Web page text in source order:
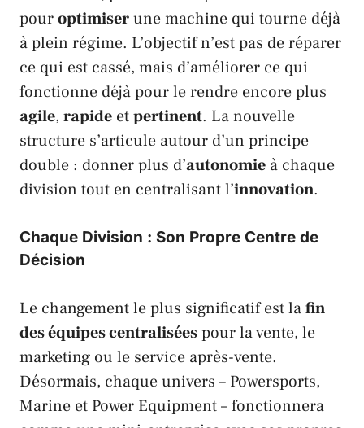
pouroptimiserune machine qui tourne déjà
à plein régime. L’objectif n’est pas de réparer
ce qui est cassé, mais d’améliorer ce qui
fonctionne déjà pour le rendre encore plus
agile, rapide etpertinent. La nouvelle
structure s’articule autour d’un principe
double : donner plus d’autonomie à chaque
division tout en centralisant l’innovation.
Chaque Division : Son Propre Centre de
Décision
Le changement le plus significatif est lafin
des équipes centraliséespour la vente, le
marketing ou le service après-vente.
Désormais, chaque univers – Powersports,
Marine et Power Equipment– fonctionnera